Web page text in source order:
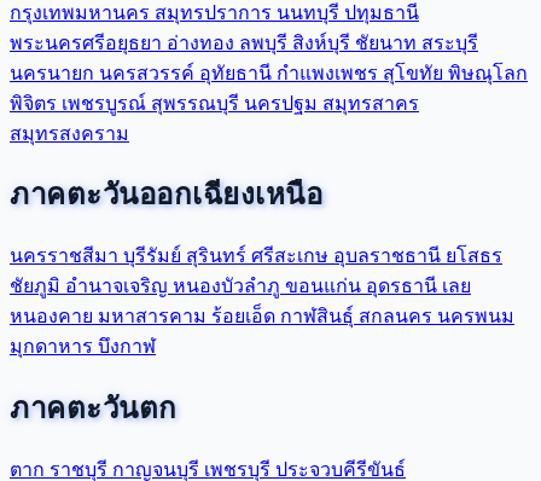
กรุงเทพมหานคร สมุทรปราการ นนทบุรี ปทุมธานี
พระนครศรีอยุธยา อ่างทอง ลพบุรี สิงห์บุรี ชัยนาท สระบุรี
นครนายก นครสวรรค์ อุทัยธานี กำแพงเพชร สุโขทัย พิษณุโลก
พิจิตร เพชรบูรณ์ สุพรรณบุรี นครปฐม สมุทรสาคร
สมุทรสงคราม
ภาคตะวันออกเฉียงเหนือ
นครราชสีมา บุรีรัมย์ สุรินทร์ ศรีสะเกษ อุบลราชธานี ยโสธร
ชัยภูมิ อำนาจเจริญ หนองบัวลำภู ขอนแก่น อุดรธานี เลย
หนองคาย มหาสารคาม ร้อยเอ็ด กาฬสินธุ์ สกลนคร นครพนม
มุกดาหาร บึงกาฬ
ภาคตะวันตก
ตาก ราชบุรี กาญจนบุรี เพชรบุรี ประจวบคีรีขันธ์